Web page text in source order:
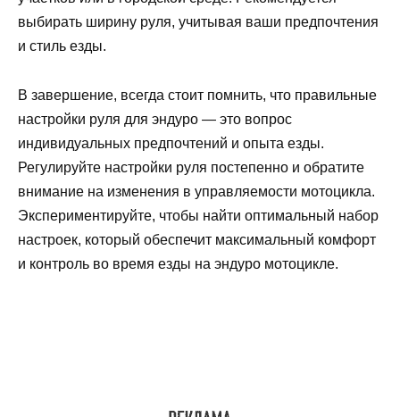
выбирать ширину руля, учитывая ваши предпочтения
и стиль езды.
В завершение, всегда стоит помнить, что правильные
настройки руля для эндуро — это вопрос
индивидуальных предпочтений и опыта езды.
Регулируйте настройки руля постепенно и обратите
внимание на изменения в управляемости мотоцикла.
Экспериментируйте, чтобы найти оптимальный набор
настроек, который обеспечит максимальный комфорт
и контроль во время езды на эндуро мотоцикле.